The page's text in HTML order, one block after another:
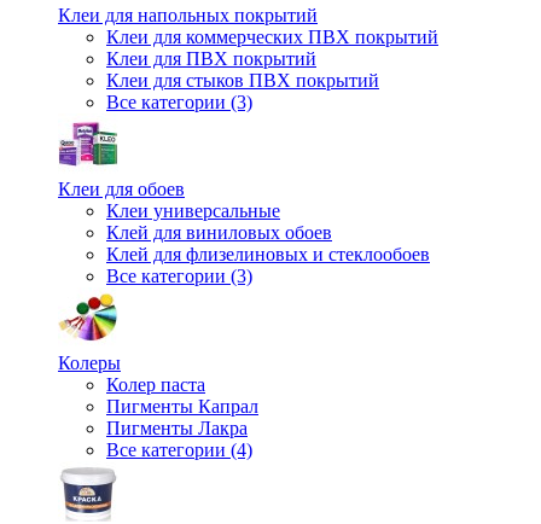
Клеи для напольных покрытий
Клеи для коммерческих ПВХ покрытий
Клеи для ПВХ покрытий
Клеи для стыков ПВХ покрытий
Все категории (3)
Клеи для обоев
Клеи универсальные
Клей для виниловых обоев
Клей для флизелиновых и стеклообоев
Все категории (3)
Колеры
Колер паста
Пигменты Капрал
Пигменты Лакра
Все категории (4)